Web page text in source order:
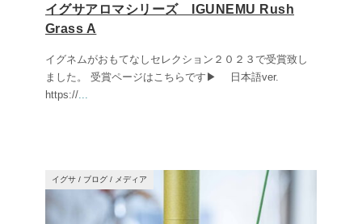
イグサアロマシリーズ IGUNEMU Rush
Grass A
イグネムがおもてなしセレクション２０２３で受賞致し
ました。 受賞ページはこちらです▶ 日本語ver.
https://...
イグサ / ブログ / メディア